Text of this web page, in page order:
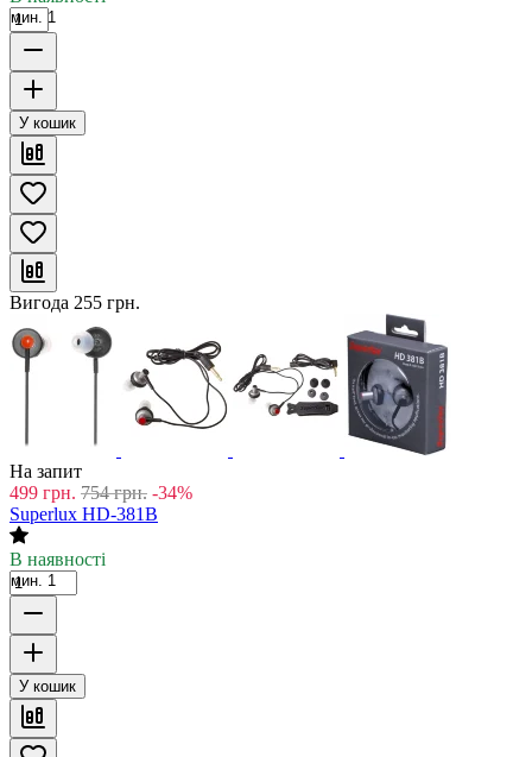
мин. 1
У кошик
Вигода 255 грн.
На запит
499 грн. 754 грн. -34%
Superlux HD-381B
В наявності
мин. 1
У кошик